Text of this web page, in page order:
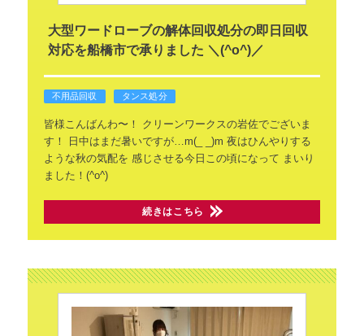
大型ワードローブの解体回収処分の即日回収
対応を船橋市で承りました ＼(^o^)／
不用品回収 タンス処分
皆様こんばんわ〜！
クリーンワークスの岩佐でございま
す！
日中はまだ暑いですが…m(_ _)m 夜はひんやりする
ような秋の気配を 感じさせる今日この頃になって まいり
ました！(^o^)
続きはこちら